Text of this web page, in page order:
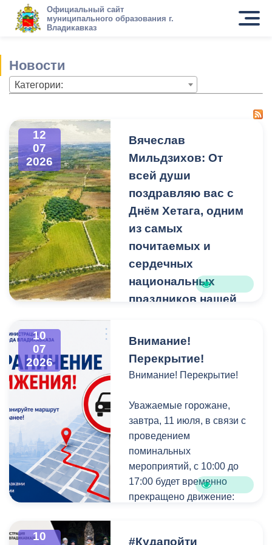
Официальный сайт
муниципального образования г.
Владикавказ
Новости
Категории:
12
07
2026
Вячеслав
Мильдзихов: От
всей души
поздравляю вас с
Днём Хетага, одним
из самых
почитаемых и
сердечных
национальных
праздников нашей
От всей души поздравляю
вас с Днём Хетага, одним
сердечных национальных
праздников нашей
республики.
Этот день объединяет
всех жителей Осетии,
независимо от
10
07
2026
Внимание!
Перекрытие!
Внимание! Перекрытие!
Уважаемые горожане,
завтра, 11 июля, в связи с
проведением
поминальных
мероприятий, с 10:00 до
17:00 будет временно
прекращено движение:
на участке от ул. А.
10
#Кудапойти